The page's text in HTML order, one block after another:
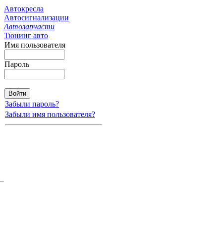
Автокресла
Автосигнализации
Автозапчасти
Тюнинг авто
Имя пользователя
Пароль
Забыли пароль?
Забыли имя пользователя?